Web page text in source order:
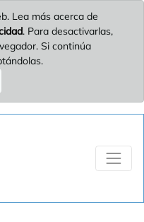
Lea más acerca de
. Para desactivarlas,
Si continúa